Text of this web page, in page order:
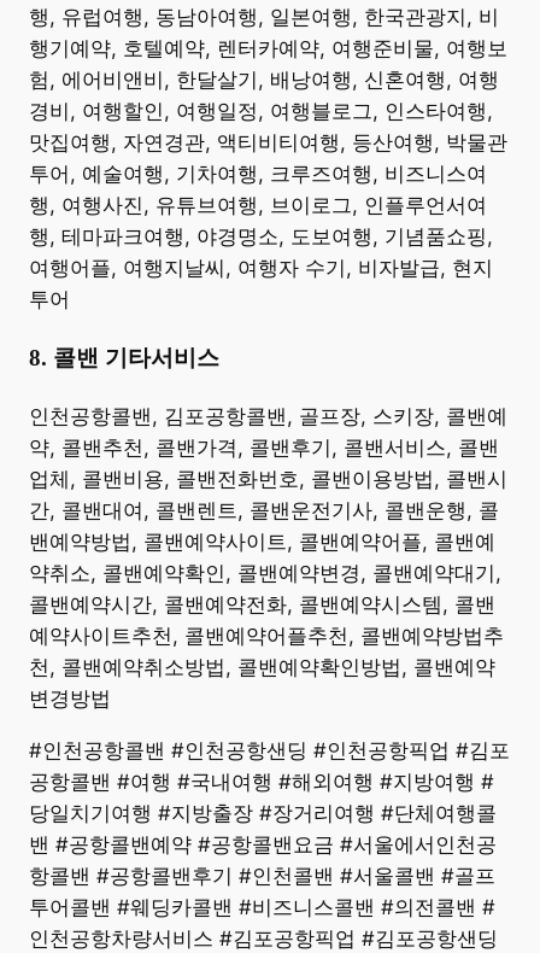
행, 유럽여행, 동남아여행, 일본여행, 한국관광지, 비
행기예약, 호텔예약, 렌터카예약, 여행준비물, 여행보
험, 에어비앤비, 한달살기, 배낭여행, 신혼여행, 여행
경비, 여행할인, 여행일정, 여행블로그, 인스타여행,
맛집여행, 자연경관, 액티비티여행, 등산여행, 박물관
투어, 예술여행, 기차여행, 크루즈여행, 비즈니스여
행, 여행사진, 유튜브여행, 브이로그, 인플루언서여
행, 테마파크여행, 야경명소, 도보여행, 기념품쇼핑,
여행어플, 여행지날씨, 여행자 수기, 비자발급, 현지
투어 ​
8. 콜밴 기타서비스
​인천공항콜밴, 김포공항콜밴, 골프장, 스키장, 콜밴예
약, 콜밴추천, 콜밴가격, 콜밴후기, 콜밴서비스, 콜밴
업체, 콜밴비용, 콜밴전화번호, 콜밴이용방법, 콜밴시
간, 콜밴대여, 콜밴렌트, 콜밴운전기사, 콜밴운행, 콜
밴예약방법, 콜밴예약사이트, 콜밴예약어플, 콜밴예
약취소, 콜밴예약확인, 콜밴예약변경, 콜밴예약대기,
콜밴예약시간, 콜밴예약전화, 콜밴예약시스템, 콜밴
예약사이트추천, 콜밴예약어플추천, 콜밴예약방법추
천, 콜밴예약취소방법, 콜밴예약확인방법, 콜밴예약
변경방법
#인천공항콜밴 #인천공항샌딩 #인천공항픽업 #김포
공항콜밴 #여행 #국내여행 #해외여행 #지방여행 #
당일치기여행 #지방출장 #장거리여행 #단체여행콜
밴 #공항콜밴예약 #공항콜밴요금 #서울에서인천공
항콜밴 #공항콜밴후기 #인천콜밴 #서울콜밴 #골프
투어콜밴 #웨딩카콜밴 #비즈니스콜밴 #의전콜밴 #
인천공항차량서비스 #김포공항픽업 #김포공항샌딩